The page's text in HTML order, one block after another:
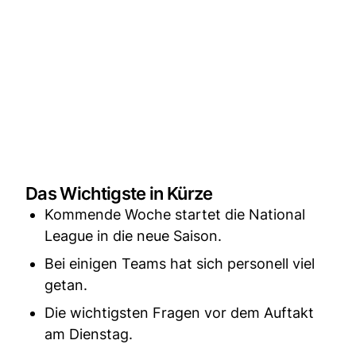
Das Wichtigste in Kürze
Kommende Woche startet die National
League in die neue Saison.
Bei einigen Teams hat sich personell viel
getan.
Die wichtigsten Fragen vor dem Auftakt
am Dienstag.